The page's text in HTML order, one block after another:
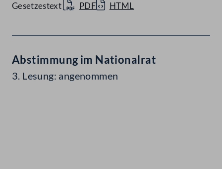
Gesetzestext
PDF HTML
Abstimmung im Nationalrat
3. Lesung: angenommen